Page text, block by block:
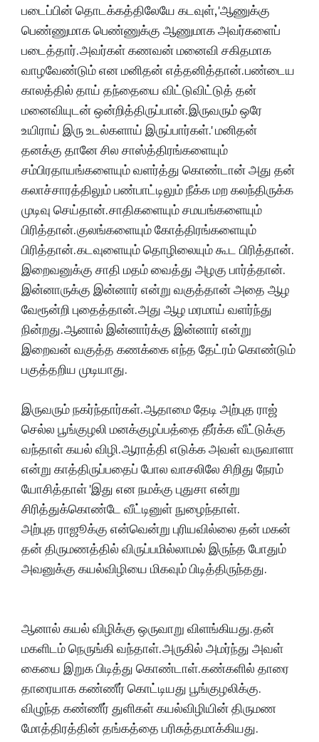
படைப்பின் தொடக்கத்திலேயே கடவுள், 'ஆணுக்கு
பெண்ணுமாக பெண்ணுக்கு ஆணுமாக அவர்களைப்
படைத்தார். அவர்கள் கணவன் மனைவி சகிதமாக
வாழவேண்டும் என மனிதன் எத்தனித்தான். பண்டைய
காலத்தில் தாய் தந்தையை விட்டுவிட்டுத் தன்
மனைவியுடன் ஒன்றித்திருப்பான். இருவரும் ஒரே
உயிராய் இரு உடல்களாய் இருப்பார்கள்.' மனிதன்
தனக்கு தானே சில சாஸ்த்திரங்களையும்
சம்பிரதாயங்களையும் வளர்த்து கொண்டான் அது தன்
கலாச்சாரத்திலும் பண்பாட்டிலும் நீக்க மற கலந்திருக்க
முடிவு செய்தான். சாதிகளையும் சமயங்களையும்
பிரித்தான். குலங்களையும் கோத்திரங்களையும்
பிரித்தான். கடவுளையும் தொழிலையும் கூட பிரித்தான்.
இறைவனுக்கு சாதி மதம் வைத்து அழகு பார்த்தான்.
இன்னாருக்கு இன்னார் என்று வகுத்தான் அதை ஆழ
வேரூன்றி புதைத்தான். அது ஆழ மரமாய் வளர்ந்து
நின்றது. ஆனால் இன்னார்க்கு இன்னார் என்று
இறைவன் வகுத்த கணக்கை எந்த தேட்ரம் கொண்டும்
பகுத்தறிய முடியாது.
இருவரும் நகர்ந்தார்கள். ஆதாமை தேடி அற்புத ராஜ்
செல்ல பூங்குழலி மனக்குழப்பத்தை தீர்க்க வீட்டுக்கு
வந்தாள் கயல் விழி. ஆராத்தி எடுக்க அவள் வருவாளா
என்று காத்திருப்பதைப் போல வாசலிலே சிறிது நேரம்
யோசித்தாள் 'இது என நமக்கு புதுசா என்று
சிரித்துக்கொண்டே வீட்டினுள் நுழைந்தாள்.
அற்புத ராஜூக்கு என்வென்று புரியவில்லை தன் மகன்
தன் திருமணத்தில் விருப்பமில்லாமல் இருந்த போதும்
அவனுக்கு கயல்விழியை மிகவும் பிடித்திருந்தது.
ஆனால் கயல் விழிக்கு ஒருவாறு விளங்கியது. தன்
மகளிடம் நெருங்கி வந்தாள். அருகில் அமர்ந்து அவள்
கையை இறுக பிடித்து கொண்டாள். கண்களில் தாரை
தாரையாக கண்ணீர் கொட்டியது பூங்குழலிக்கு.
விழுந்த கண்ணீர் துளிகள் கயல்விழியின் திருமண
மோத்திரத்தின் தங்கத்தை பரிசுத்தமாக்கியது.